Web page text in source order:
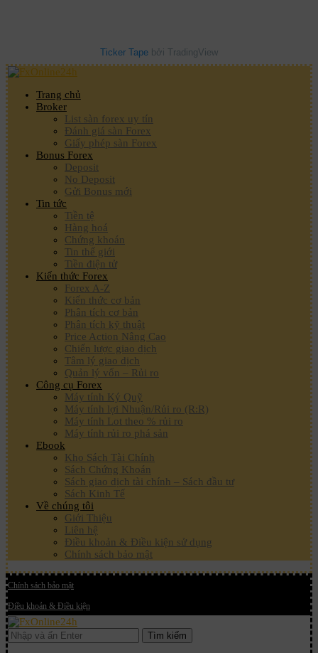
Ticker Tape bởi TradingView
Trang chủ
Broker
List sàn forex uy tín
Đánh giá sàn Forex
Giấy phép sàn Forex
Bonus Forex
Deposit
No Deposit
Gửi Bonus mới
Tin tức
Tiền tệ
Hàng hoá
Chứng khoán
Tin thế giới
Tiền điện tử
Kiến thức Forex
Forex A-Z
Kiến thức cơ bản
Phân tích cơ bản
Phân tích kỹ thuật
Price Action Nâng Cao
Chiến lược giao dịch
Tâm lý giao dịch
Quản lý vốn – Rủi ro
Công cụ Forex
Máy tính Ký Quỹ
Máy tính lợi Nhuận/Rủi ro (R:R)
Máy tính Lot theo % rủi ro
Máy tính rủi ro phá sản
Ebook
Kho Sách Tài Chính
Sách Chứng Khoán
Sách giao dịch tài chính – Sách đầu tư
Sách Kinh Tế
Về chúng tôi
Giới Thiệu
Liên hệ
Điều khoản & Điều kiện sử dụng
Chính sách bảo mật
Chính sách bảo mật
Điều khoản & Điều kiện
Tìm kiếm